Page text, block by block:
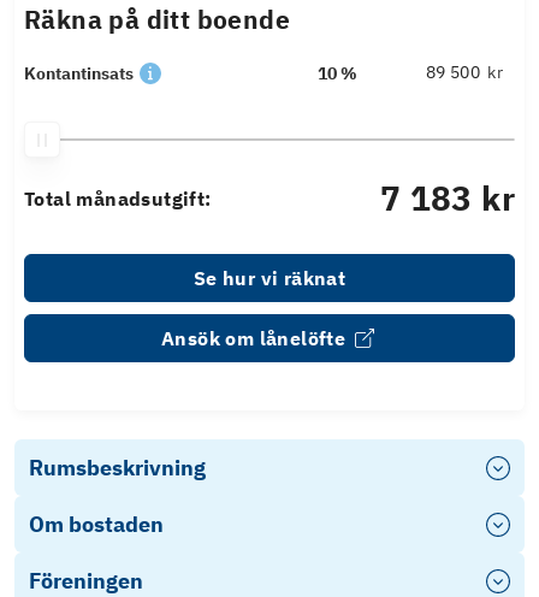
Räkna på ditt boende
Kontantinsats 10 % kr
Total månadsutgift: 7 183 kr
Se hur vi räknat
Ansök om lånelöfte
Rumsbeskrivning
Om bostaden
Föreningen